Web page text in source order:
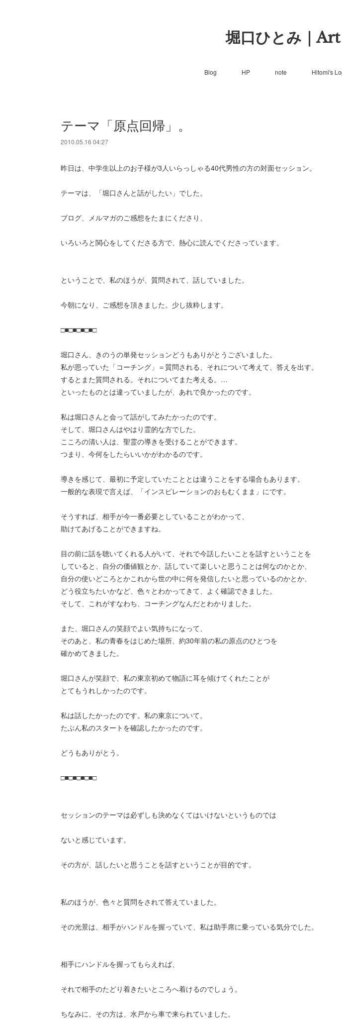
堀口ひとみ｜
Blog HP note Hitomi's
テーマ「原点回帰」。
2010.05.16 04:27
昨日は、中学生以上のお子様が3人いらっしゃる40代男性の方の対面セッション。
テーマは、「堀口さんと話がしたい」でした。
ブログ、メルマガのご感想をたまにくださり、
いろいろと関心をしてくださる方で、熱心に読んでくださっています。
ということで、私のほうが、質問されて、話していました。
今朝になり、ご感想を頂きました。少し抜粋します。
□■□■□■□■□
堀口さん、きのうの単発セッションどうもありがとうございました。
私が思っていた「コーチング」＝質問される、それについて考えて、答えを出す。
するとまた質問される。それについてまた考える。…
といったものとは違っていましたが、あれで良かったのです。
私は堀口さんと会って話がしてみたかったのです。
そして、堀口さんはやはり霊的な方でした。
こころの清い人は、聖霊の導きを受けることができます。
つまり、今何をしたらいいかがわかるのです。
導きを感じて、最初に予定していたこととは違うことをする場合もあります。
一般的な表現で言えば、「インスピレーションのおもむくまま」にです。
そうすれば、相手が今一番必要としていることがわかって、
助けてあげることができますね。
目の前に話を聴いてくれる人がいて、それで今話したいことを話すということを
していると、自分の価値観とか、話していて楽しいと思うことは何なのかとか、
自分の使いどころとかこれから世の中に何を発信したいと思っているのかとか、
どう役立ちたいかなど、色々とわかってきて、よく確認できました。
そして、これがすなわち、コーチングなんだとわかりました。
また、堀口さんの笑顔でよい気持ちになって、
そのあと、私の青春をはじめた場所、約30年前の私の原点のひとつを
確かめてきました。
堀口さんが笑顔で、私の東京初めて物語に耳を傾けてくれたことが
とてもうれしかったのです。
私は話したかったのです。私の東京について。
たぶん私のスタートを確認したかったのです。
どうもありがとう。
□■□■□■□■□
セッションのテーマは必ずしも決めなくてはいけないというものでは
ないと感じています。
その方が、話したいと思うことを話すということが目的です。
私のほうが、色々と質問をされて答えていました。
その光景は、相手がハンドルを握っていて、私は助手席に乗っている気分でした。
相手にハンドルを握ってもらえれば、
それで相手のたどり着きたいところへ着けるのでしょう。
ちなみに、その方は、水戸から車で来られていました。